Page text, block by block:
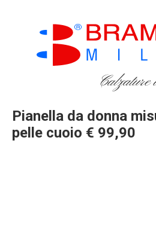
Pianella da donna
pelle cuoio € 99,90